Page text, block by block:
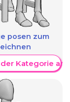
posen zum
Kategorie